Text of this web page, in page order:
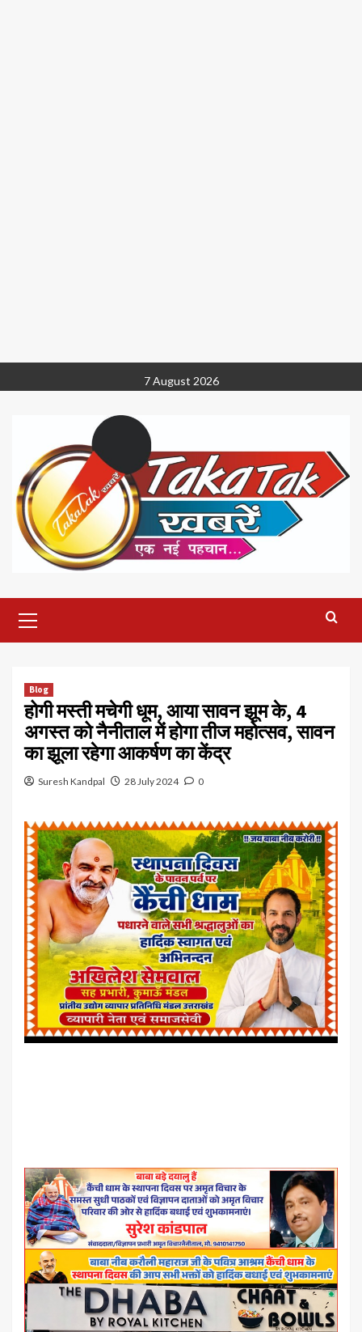
to
7 August 2026
Menu
Blog
होगी मस्ती मचेगी धूम, आया सावन झूम के, 4
अगस्त को नैनीताल में होगा तीज महोत्सव, सावन
का झूला रहेगा आकर्षण का केंद्र
Suresh Kandpal 28 July 2024 0